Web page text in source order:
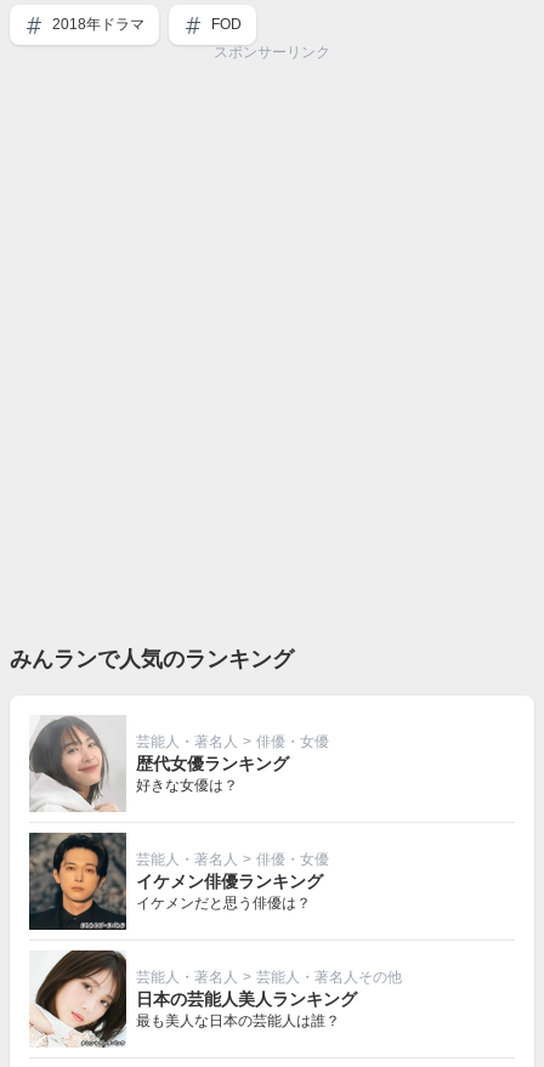
2018年ドラマ
FOD
スポンサーリンク
みんランで人気のランキング
芸能人・著名人 > 俳優・女優
歴代女優ランキング
好きな女優は？
芸能人・著名人 > 俳優・女優
イケメン俳優ランキング
イケメンだと思う俳優は？
芸能人・著名人 > 芸能人・著名人その他
日本の芸能人美人ランキング
最も美人な日本の芸能人は誰？